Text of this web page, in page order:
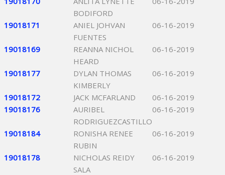
BODIFORD
19018171
ANIEL JOHVAN
FUENTES
06-16-2019
19018169
REANNA NICHOL
HEARD
06-16-2019
19018177
DYLAN THOMAS
KIMBERLY
06-16-2019
19018172 JACK MCFARLAND
06-16-2019
19018176
AURIBEL
RODRIGUEZCASTILLO
06-16-2019
19018184
RONISHA RENEE
RUBIN
06-16-2019
19018178
NICHOLAS REIDY
SALA
06-16-2019